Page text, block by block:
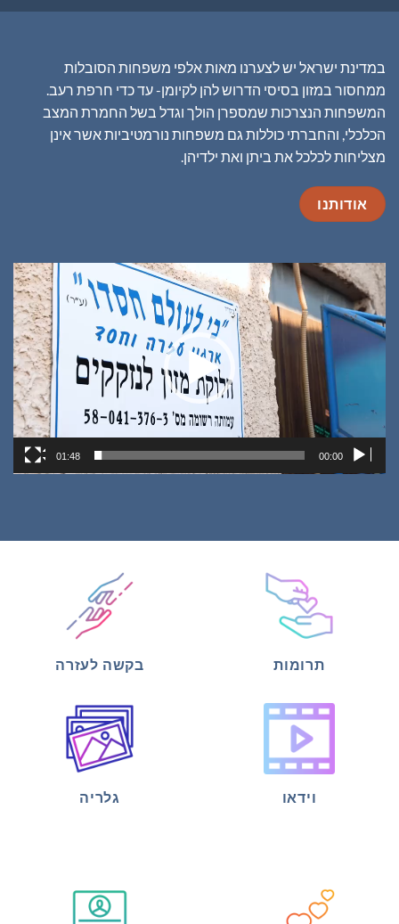
במדינת ישראל יש לצערנו מאות אלפי משפחות הסובלות
ממחסור במזון בסיסי הדרוש להן לקיומן- עד כדי חרפת רעב.
המשפחות הנצרכות שמספרן הולך וגדל בשל החמרת המצב
הכלכלי, והחברתי כוללות גם משפחות נורמטיביות אשר אינן
מצליחות לכלכל את ביתן ואת ילדיהן.
אודותנו
נגן
וידאו
00:00
01:48
תרומות בקשה לעזרה
וידאו גלריה